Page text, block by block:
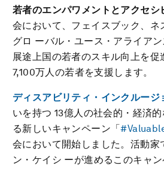
若者のエンパワメントとアクセシ
会において、フェイスブック、ネ
グロ ーバル・ユース・アライア
展途上国の若者のスキル向上を促
7,100万人の若者を支援します。
ディスアビリティ・インクルージ
いを持つ 13億人の社会的・経済
る新しいキャンペーン「
会において開始しました。活動家
ン・ケイシ ーが進めるこのキャ